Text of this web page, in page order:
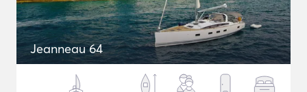
Jeanneau 64